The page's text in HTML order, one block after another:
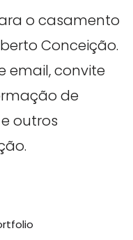
o casamento
Conceição.
email, convite
de
outros